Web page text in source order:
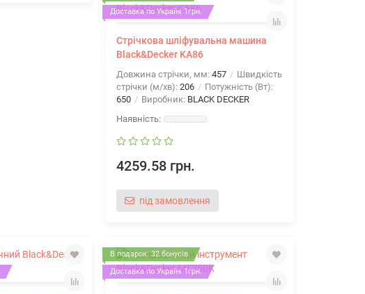
Доставка по Україні 1грн.
Стрічкова шліфувальна машина
Black&Decker KA86
Довжина стрічки, мм: 457
Швидкість
стрічки (м/хв): 206
Потужність (Вт):
650
Виробник: BLACK DECKER
4259.58 грн.
під замовлення
В подарок: 32 бонусів
Доставка по Україні 1грн.